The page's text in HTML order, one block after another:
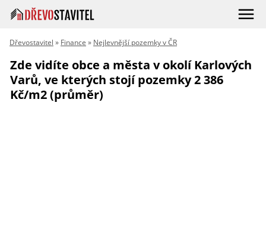
Dřevostavitel » Finance » Nejlevnější pozemky v ČR
Zde vidíte obce a města v okolí Karlových
Varů, ve kterých stojí pozemky 2 386
Kč/m2 (průměr)